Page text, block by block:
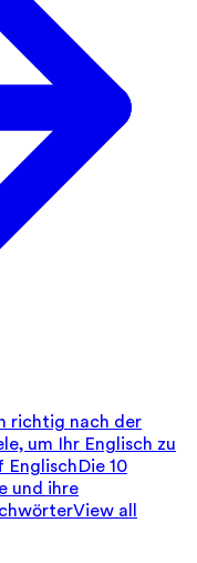
richtig nach der
um Ihr Englisch zu
EnglischDie 10
und ihre
View all